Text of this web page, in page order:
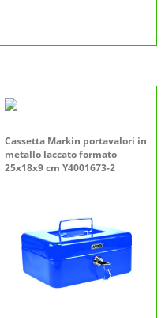
Cassetta Markin portavalori in
metallo laccato formato
25x18x9 cm Y4001673-2